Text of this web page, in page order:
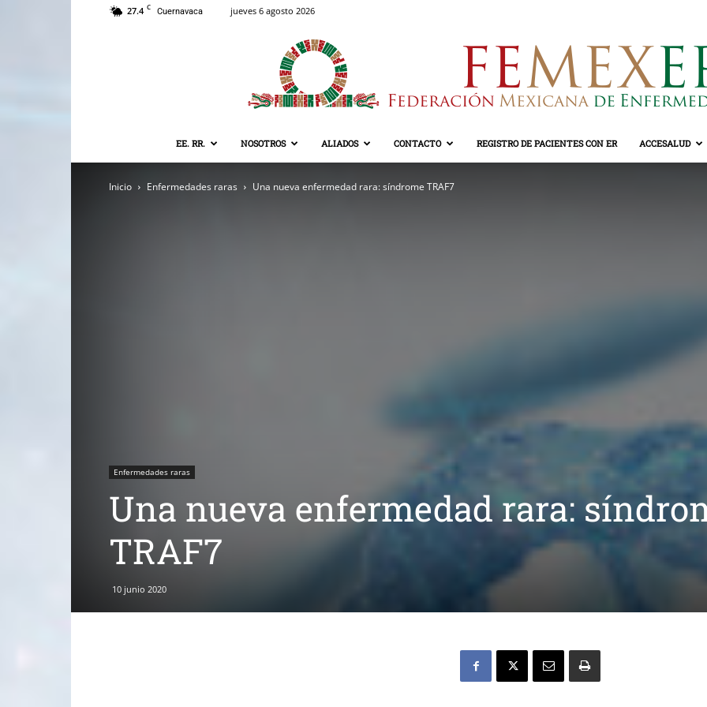
27.4 C Cuernavaca jueves 6 agosto 2026
FEMEXER
EE. RR. NOSOTROS ALIADOS CONTACTO REGISTRO DE PACIENTES CON ER ACCESALUD
Inicio Enfermedades raras Una nueva enfermedad rara: síndrome TRAF7
Enfermedades raras
Una nueva enfermedad rara:
TRAF7
10 junio 2020